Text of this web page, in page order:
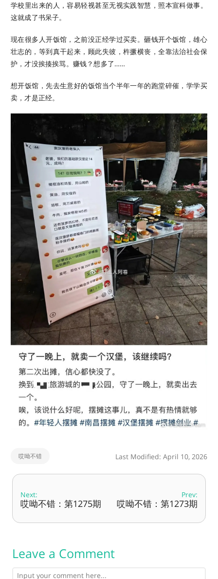
学校里出来的人，容易轻视甚至无视实践智慧，照本宣科做事。
这就成了书呆子。
现在很多人开饭馆，之前没正经学过买卖。砸钱开个饭馆，雄心
壮志的，等到真干起来，顾此失彼，杵撅横丧，全靠法治社会保
护，才没挨揍挨骂。赚钱？想多了……
想开饭馆，先去生意好的饭馆当个半年一年的跑堂碎催，学学买
卖，才是正经。
哎呦不错 Last Modified: April 10, 2026
Next:
哎呦不错：第1275期
Prev:
哎呦不错：第1273期
Leave a Comment